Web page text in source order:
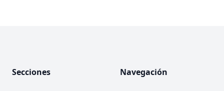
Secciones Navegación